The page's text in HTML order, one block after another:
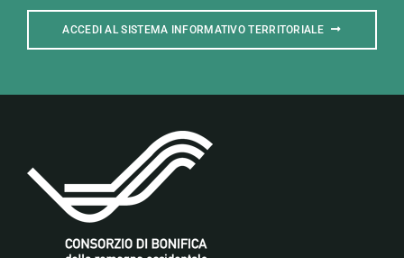
ACCEDI AL SISTEMA INFORMATIVO TERRITORIALE